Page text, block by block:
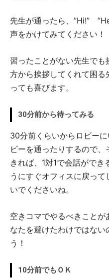
先生が通ったら、”Hi!”
声をかけてみてください！
習ったことがない先生で
方から挨拶してくれて困る
っても喜びます。
30分前から待ってみる
30分前くらいからロビー
ビーを通ったりするので
きれば、1対1で会話がで
うにすぐオフィスに戻っ
いでくださいね。
空きコマでやるべきこと
なたを避けたわけではない
う！
10分前でもＯＫ